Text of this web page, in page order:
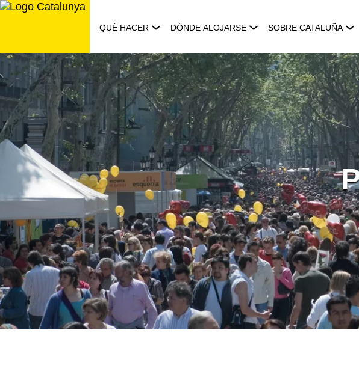
Saltar
QUÉ HACER DÓNDE ALOJARSE SOBRE CATALUÑA